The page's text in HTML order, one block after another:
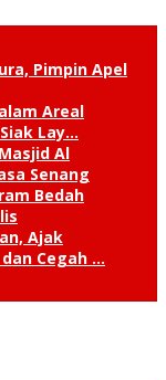
Pimpin Apel
Areal
Lay…
Al
Senang
Bedah
Ajak
Cegah …